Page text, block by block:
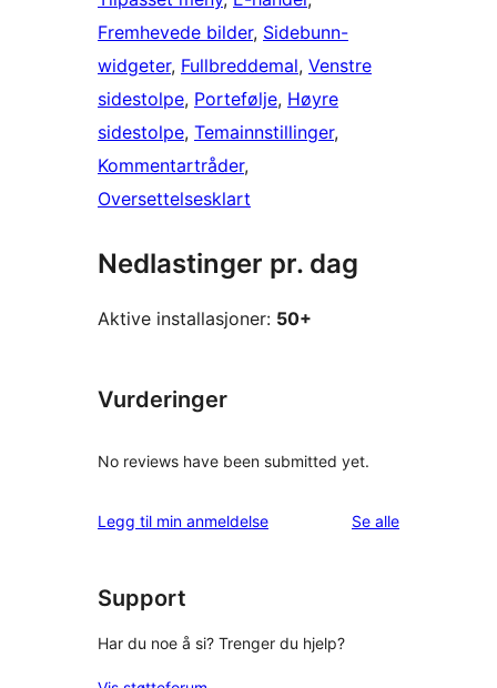
Fremhevede bilder, Sidebunn-
widgeter, Fullbreddemal, Venstre
sidestolpe, Portefølje, Høyre
sidestolpe, Temainnstillinger
Kommentartråder
Oversettelsesklart
Nedlastinger pr. dag
Aktive installasjoner: 50+
Vurderinger
No reviews have been submitted yet.
Legg til min anmeldelse Se alleomtalene
Support
Har du noe å si? Trenger du hjelp?